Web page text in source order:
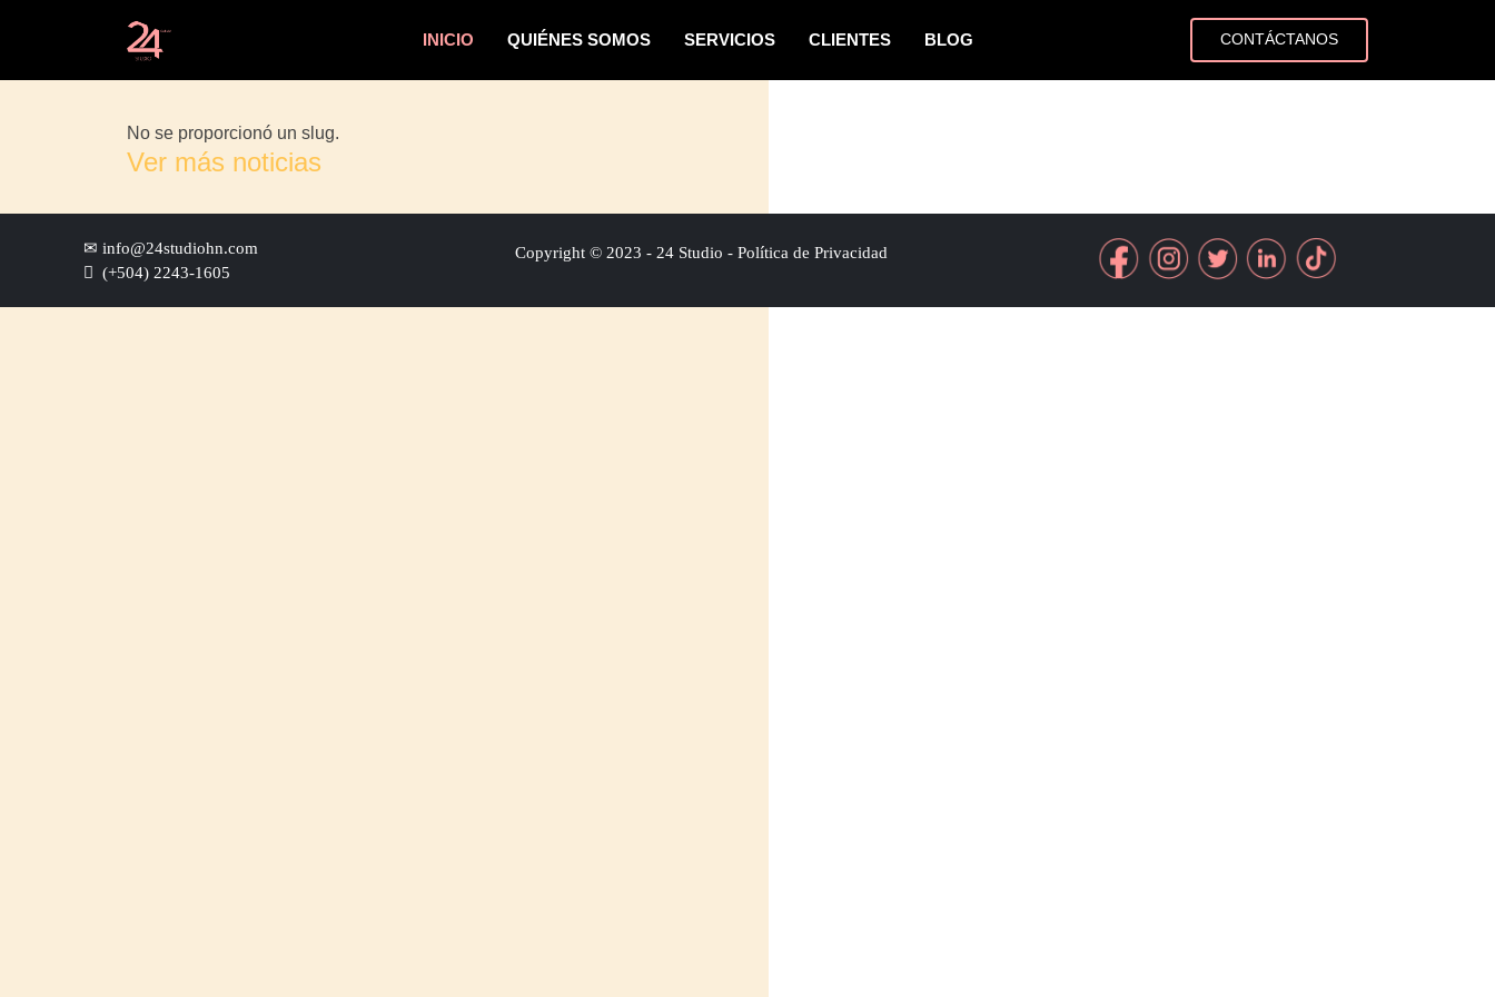
INICIO QUIÉNES SOMOS SERVICIOS CLIENTES BLOG CONTÁCTANOS
No se proporcionó un slug.
Ver más noticias
✉ info@24studiohn.com

(+504) 2243-1605
Copyright © 2023 - 24 Studio - Política de Privacidad